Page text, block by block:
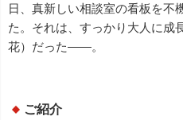
日、真新しい相談室の看板を不
た。それは、すっかり大人に成
花）だった――。
ご紹介